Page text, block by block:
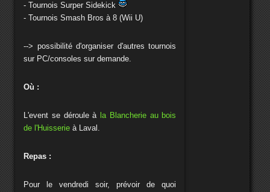
- Tournois Surper Sidekick
- Tournois Smash Bros à 8 (Wii U)
--> possibilité d'organiser d'autres tournois
sur PC/consoles sur demande.
Où :
L'event se déroule à la Blancherie au bois
de l'Huisserie à Laval.
Repas :
Pour le vendredi soir, prévoir de quoi